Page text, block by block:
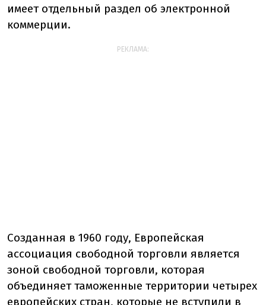
имеет отдельный раздел об электронной
коммерции.
РЕКЛАМА:
Созданная в 1960 году, Европейская
ассоциация свободной торговли является
зоной свободной торговли, которая
объединяет таможенные территории четырех
европейских стран, которые не вступили в